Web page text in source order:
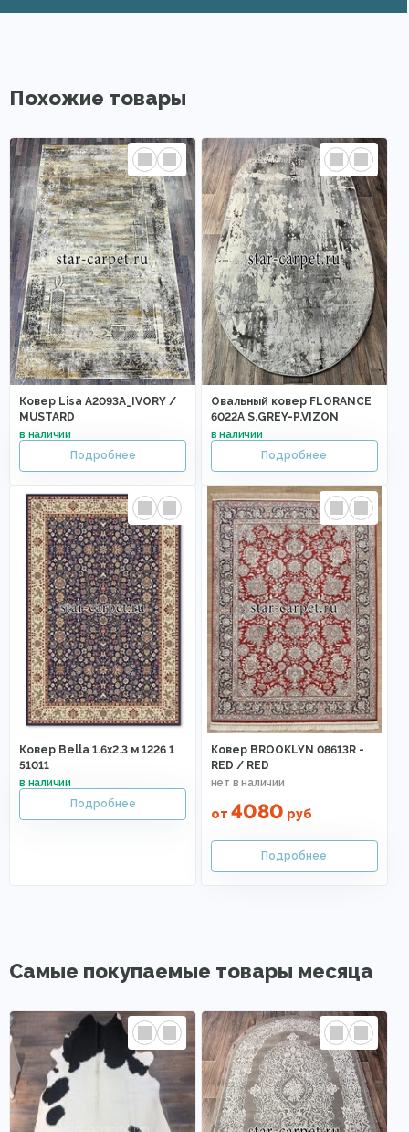
Похожие товары
Ковер Lisa A2093A_IVORY /
MUSTARD
Овальный ковер FLORANCE
6022A S.GREY-P.VIZON
Ковер Bella 1.6x2.3 м 1226 1
51011
Ковер BROOKLYN 08613R -
RED / RED
от 4080 руб
Самые покупаемые товары месяца